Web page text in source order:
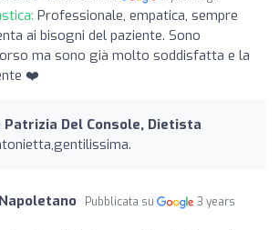
Professionale, empatica, sempre
ai bisogni del paziente. Sono
ma sono già molto soddisfatta e la
❤️
Del Console, Dietista
Pubblicata su
3 years